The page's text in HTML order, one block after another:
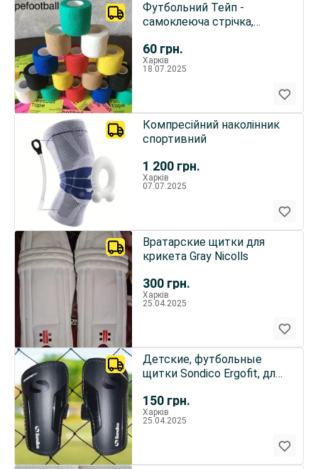
60 грн.
Футбольний Тейп -
самоклеюча стрічка,
Харків
18.07.2025
1 200 грн.
Компресійний наколінник
спортивний
Харків
07.07.2025
300 грн.
Вратарские щитки для
крикета Gray Nicolls
Харків
25.04.2025
150 грн.
Детские, футбольные
щитки Sondico Ergofit, для
Харків
25.04.2025